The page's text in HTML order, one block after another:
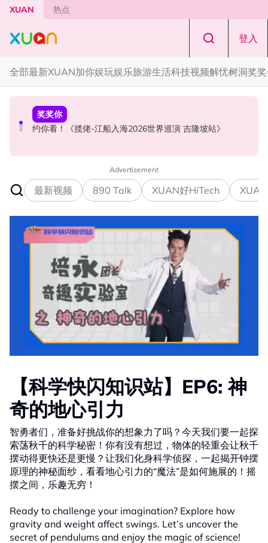
Skip to main content
XUAN 热点
登入
全部最新XUAN加你娱玩娱乐旅游生活科技视频解忧树洞奖
奖奖你
约你看！《揽佬-江船入海2026世界巡演 吉隆坡站》
本地星闻
MandoWave Festival 强势登陆吉隆坡！8组嘉宾轮番登场
国际星闻
PLEDIS娱乐官宣！SEVENTEEN 珉奎、胜宽、DINO入伍日
Advertisement
最新视频 890 Talk XUAN好HiTech
【科学快闪知识站】EP6: 神
奇的地⼼引⼒
智勇者们，准备好挑战你的想象力了吗？今天我们要一起探
索荡秋千的科学秘密！你有没有想过，物体的轻重会让秋千
摆动得更快还是更慢？让我们化身科学侦探，一起揭开钟摆
原理的神秘面纱，看看地心引力的“魔法”是如何施展的！摇
摆之间，乐趣无穷！
Ready to challenge your imagination? Explore how
gravity and weight affect swings. Let’s uncover the
secret of pendulums and enjoy the magic of science!